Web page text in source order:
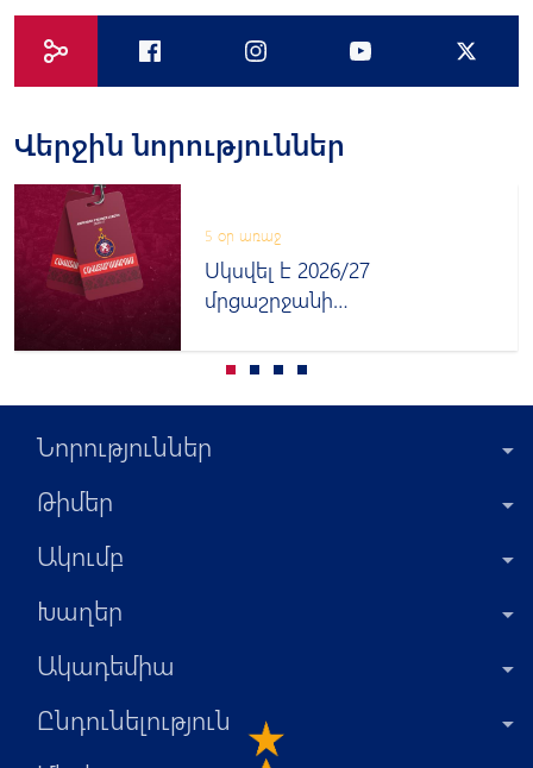
Վերջին նորություններ
5 օր առաջ
Սկսվել է 2026/27
մրցաշրջանի
Նորություններ
Թիմեր
Ակումբ
Խաղեր
Ակադեմիա
Ընդունելություն